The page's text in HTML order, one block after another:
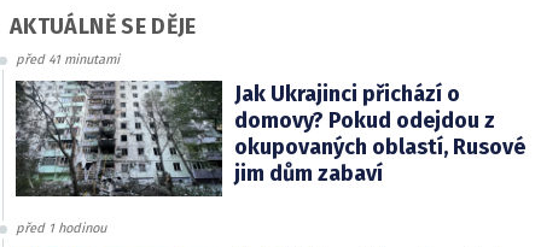
AKTUÁLNĚ SE DĚJE
před 41 minutami
Jak Ukrajinci přichází o
domovy? Pokud odejdou z
okupovaných oblastí, Rusové
jim dům zabaví
před 1 hodinou